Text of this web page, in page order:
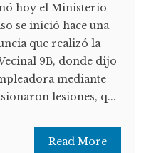
hoy el Ministerio
se inició hace una
que realizó la
9B, donde dijo
mediante
lesiones, q...
Read More